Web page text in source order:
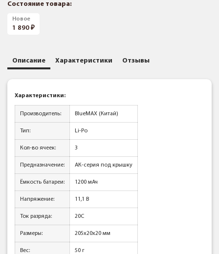
Состояние товара:
Новое
1 890
Описание Характеристики Отзывы
Характеристики:
Производитель: BlueMAX (Китай)
Тип: Li-Po
Кол-во ячеек: 3
Предназначение: АК-серия под крышку
Ёмкость батареи: 1200 мАч
Напряжение: 11,1 В
Ток разряда: 20C
Размеры: 205x20x20 мм
Вес: 50 г